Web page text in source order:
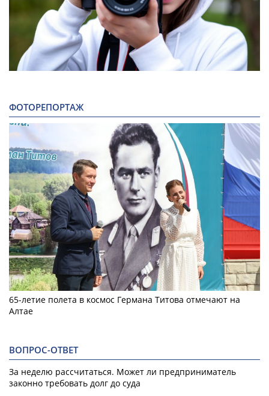
ФОТОРЕПОРТАЖ
65-летие полета в космос Германа Титова отмечают на
Алтае
ВОПРОС-ОТВЕТ
За неделю рассчитаться. Может ли предприниматель
законно требовать долг до суда